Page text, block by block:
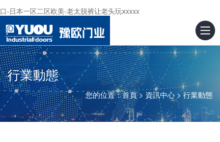
口-日本一区二区欧美-老太脱裤让老头玩ⅹxxxx
行業動態
您的位置：首頁> 資訊中心 >行業動態